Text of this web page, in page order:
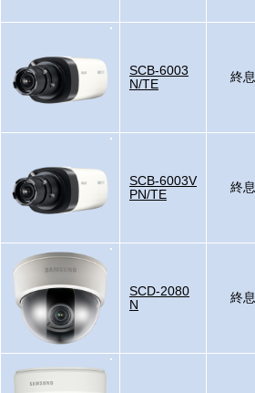
SCB-6003
N/TE
終息
SCB-6003V
PN/TE
終息
SCD-2080
N
終息